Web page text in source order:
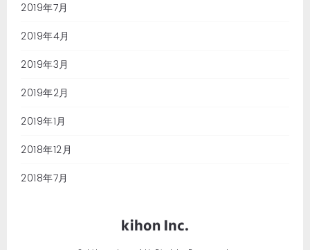
2019年7月
2019年4月
2019年3月
2019年2月
2019年1月
2018年12月
2018年7月